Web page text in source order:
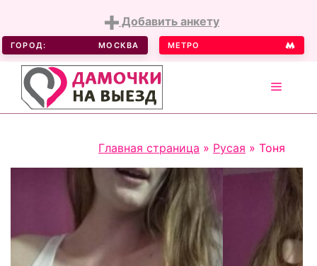
content
Добавить анкету
ГОРОД: МОСКВА МЕТРО
MENU
Главная страница » Русая » Тоня